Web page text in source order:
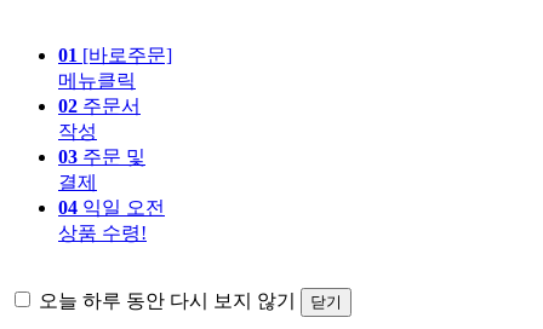
01 [바로주문]
메뉴클릭
02 주문서
작성
03 주문 및
결제
04 익일 오전
상품 수령!
오늘 하루 동안 다시 보지 않기 닫기